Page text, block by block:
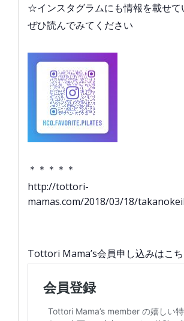
☆インスタグラムにも情報を載せて
ぜひ読んでみてください
＊＊＊＊＊
http://tottori-
mamas.com/2018/03/18/
Tottori Mama’s会員申し込みはこ